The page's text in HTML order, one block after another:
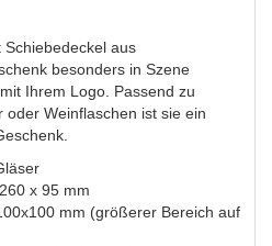
Schiebedeckel aus
besonders in Szene
Ihrem Logo. Passend zu
Weinflaschen ist sie ein
x 95 mm
mm (größerer Bereich auf